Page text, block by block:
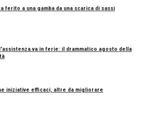
ferito a una gamba da una scarica di sassi
va in ferie: il drammatico agosto della
iniziative efficaci, altre da migliorare